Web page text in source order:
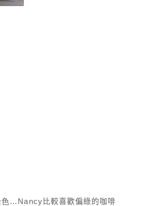
色…Nancy比較喜歡偏綠的咖啡